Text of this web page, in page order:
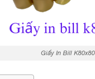
Giấy In Bill K80x80